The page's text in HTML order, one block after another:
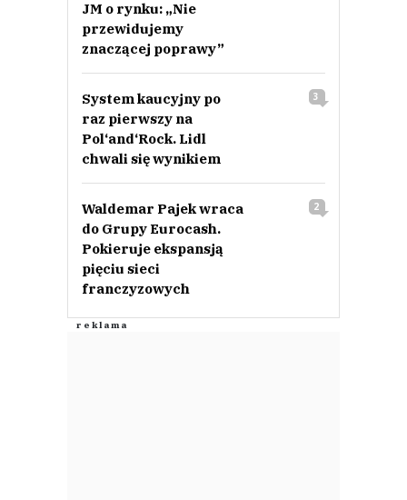
JM o rynku: „Nie
przewidujemy
znaczącej poprawy”
System kaucyjny po
raz pierwszy na
Pol‘and‘Rock. Lidl
chwali się wynikiem
3
Waldemar Pajek wraca
do Grupy Eurocash.
Pokieruje ekspansją
pięciu sieci
franczyzowych
2